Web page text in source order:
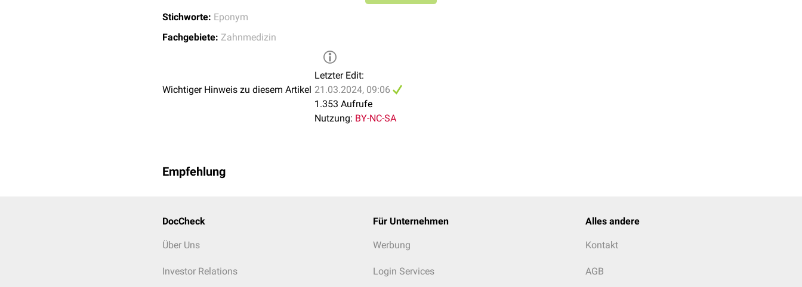
Stichworte: Eponym
Fachgebiete: Zahnmedizin
Wichtiger Hinweis zu diesem Artikel
Letzter Edit:
21.03.2024, 09:06
1.353 Aufrufe
Nutzung: BY-NC-SA
Empfehlung
DocCheck
Über Uns
Investor Relations
Für Unternehmen
Werbung
Login Services
Alles andere
Kontakt
AGB